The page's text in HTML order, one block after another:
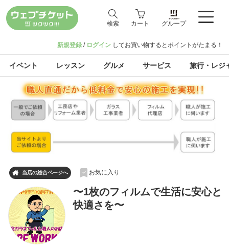
検索 カート グループ
新規登録 / ログイン してお買い物するとポイントがたまる！
イベント レッスン グルメ サービス 旅行・レジ
 当店の総合ページへ お気に入り
〜1枚のフィルムで生活に安心と
快適さを〜